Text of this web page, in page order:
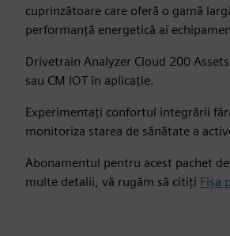
cuprinzătoare care oferă o gamă
performanță energetică ai
Drivetrain Analyzer Cloud 200
sau CM IOT în aplicație.
Experimentați confortul integrării
monitoriza starea de sănătate a
Abonamentul pentru acest pachet
multe detalii, vă rugăm să citiți Fișa